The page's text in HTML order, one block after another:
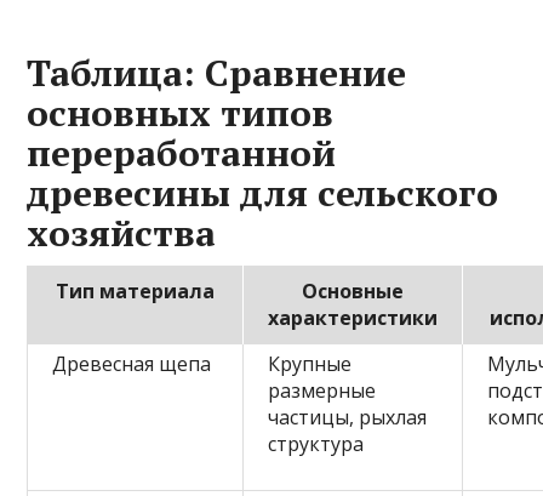
Таблица: Сравнение
основных типов
переработанной
древесины для сельского
хозяйства
Тип материала
Основные
характеристики
Древесная щепа
Крупные
размерные
частицы, рыхлая
структура